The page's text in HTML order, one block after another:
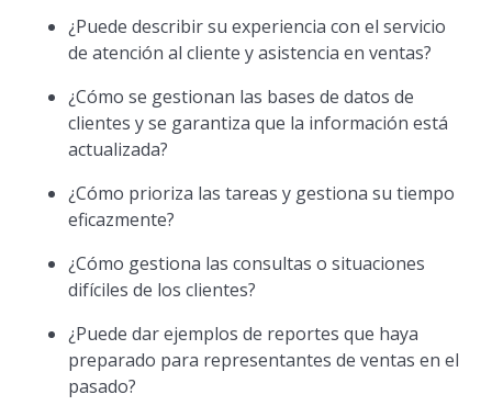
¿Puede describir su experiencia con el servicio
de atención al cliente y asistencia en ventas?
¿Cómo se gestionan las bases de datos de
clientes y se garantiza que la información está
actualizada?
¿Cómo prioriza las tareas y gestiona su tiempo
eficazmente?
¿Cómo gestiona las consultas o situaciones
difíciles de los clientes?
¿Puede dar ejemplos de reportes que haya
preparado para representantes de ventas en el
pasado?